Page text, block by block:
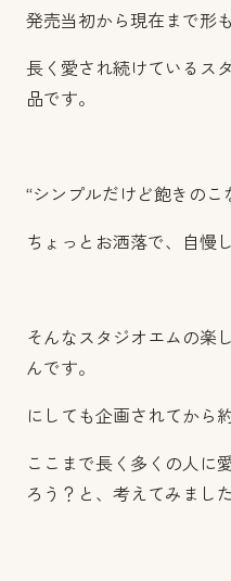
発売当初から現在まで形
長く愛され続けているス
品です。
“シンプルだけど飽きのこ
ちょっとお洒落で、自慢
そんなスタジオエムの楽
んです。
にしても企画されてから
ここまで長く多くの人に
ろう？と、考えてみました